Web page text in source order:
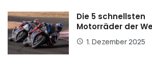
Die 5 schnellsten
Motorräder der
1. Dezember 2025